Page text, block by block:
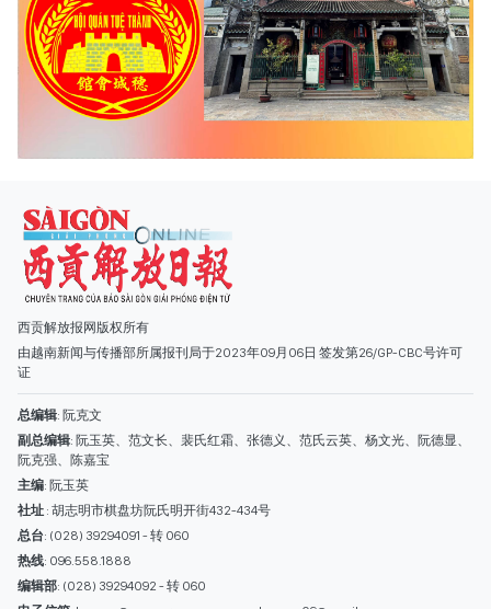
西贡解放报网版权所有
由越南新闻与传播部所属报刊局于2023年09月06日 签发第26/GP-CBC号许可
副总编辑: 阮玉英、范文长、裴氏红霜、张德义、范氏云英、杨文光、阮德显、
阮克强、陈嘉宝
主编: 阮玉英
社址: 胡志明市棋盘坊阮氏明开街432-434号
总台: (028) 39294091 - 转 060
热线: 096.558.1888
编辑部: (028) 39294092 - 转 060
电子信箱
广告部
(028) 38334185
quangcaohoavan09@gmail.com;
类别